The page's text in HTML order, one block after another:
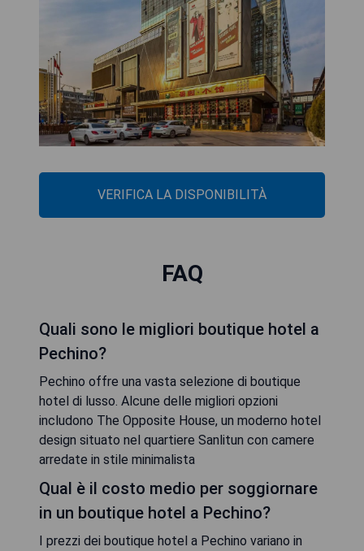
VERIFICA LA DISPONIBILITÀ
FAQ
Quali sono le migliori boutique hotel a
Pechino?
Pechino offre una vasta selezione di boutique
hotel di lusso. Alcune delle migliori opzioni
includono The Opposite House, un moderno hotel
design situato nel quartiere Sanlitun con camere
arredate in stile minimalista
Qual è il costo medio per soggiornare
in un boutique hotel a Pechino?
I prezzi dei boutique hotel a Pechino variano in